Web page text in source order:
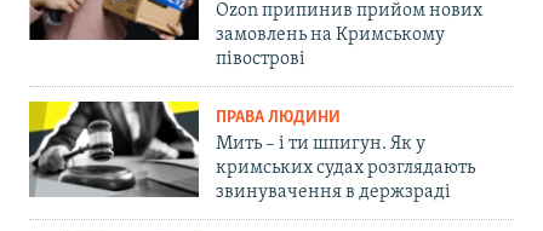
Ozon припинив прийом нових
замовлень на Кримському
півострові
ПРАВА ЛЮДИНИ
Мить – і ти шпигун. Як у
кримських судах розглядають
звинувачення в держзраді